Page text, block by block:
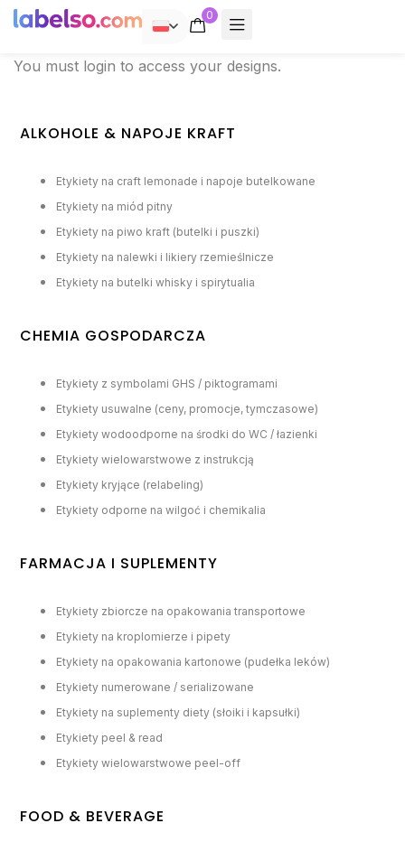
POLSKI
0
You must login to access your designs.
ALKOHOLE & NAPOJE KRAFT
Etykiety na craft lemonade i napoje butelkowane
Etykiety na miód pitny
Etykiety na piwo kraft (butelki i puszki)
Etykiety na nalewki i likiery rzemieślnicze
Etykiety na butelki whisky i spirytualia
CHEMIA GOSPODARCZA
Etykiety z symbolami GHS / piktogramami
Etykiety usuwalne (ceny, promocje, tymczasowe)
Etykiety wodoodporne na środki do WC / łazienki
Etykiety wielowarstwowe z instrukcją
Etykiety kryjące (relabeling)
Etykiety odporne na wilgoć i chemikalia
FARMACJA I SUPLEMENTY
Etykiety zbiorcze na opakowania transportowe
Etykiety na kroplomierze i pipety
Etykiety na opakowania kartonowe (pudełka leków)
Etykiety numerowane / serializowane
Etykiety na suplementy diety (słoiki i kapsułki)
Etykiety peel & read
Etykiety wielowarstwowe peel-off
FOOD & BEVERAGE